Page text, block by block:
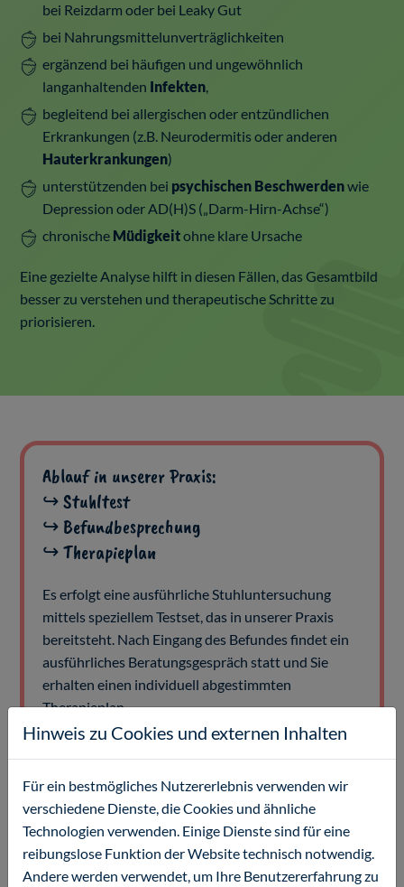
bei Reizdarm oder bei Leaky Gut
bei Nahrungsmittelunverträglichkeiten
ergänzend bei häufigen und ungewöhnlich
langanhaltenden Infekten,
begleitend bei allergischen oder entzündlichen
Erkrankungen (z.B. Neurodermitis oder anderen
Hauterkrankungen)
unterstützenden bei psychischen Beschwerdenwie
Depression oder AD(H)S („Darm-Hirn-Achse“)
chronische Müdigkeitohne klare Ursache
Eine gezielte Analyse hilft in diesen Fällen, das Gesamtbild
besser zu verstehen und therapeutische Schritte zu
priorisieren.
Ablauf in unserer Praxis:
↪ Stuhltest
↪ Befundbesprechung
↪ Therapieplan
Es erfolgt eine ausführliche Stuhluntersuchung
mittels speziellem Testset, das in unserer Praxis
bereitsteht. Nach Eingang des Befundes findet ein
ausführliches Beratungsgespräch statt und Sie
erhalten einen individuell abgestimmten
Therapieplan.
Was wird bei einer Darmmikrobiomanalyse
untersucht?
Die Darmmikrobiomanalyse erfasst sowohl die
Vielfalt und die Zusammensetzung der
Hinweis zu Cookies und externen Inhalten
Für ein bestmögliches Nutzererlebnis verwenden wir
verschiedene Dienste, die Cookies und ähnliche
Technologien verwenden. Einige Dienste sind für eine
reibungslose Funktion der Website technisch notwendig.
Andere werden verwendet, um Ihre Benutzererfahrung zu